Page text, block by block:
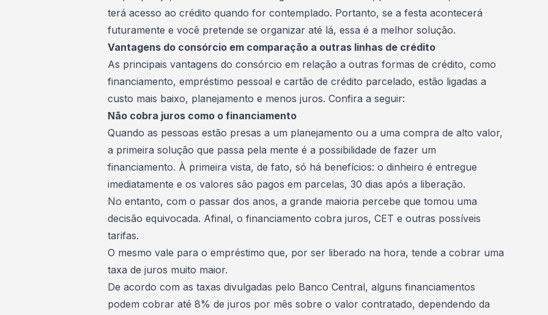
terá acesso ao crédito quando for contemplado. Portanto, se a festa acontecerá
futuramente e você pretende se organizar até lá, essa é a melhor solução.
Vantagens do consórcio em comparação a outras linhas de crédito
As principais vantagens do consórcio em relação a outras formas de crédito, como
financiamento, empréstimo pessoal e cartão de crédito parcelado, estão ligadas a
custo mais baixo, planejamento e menos juros. Confira a seguir:
Não cobra juros como o financiamento
Quando as pessoas estão presas a um planejamento ou a uma compra de alto valor,
a primeira solução que passa pela mente é a possibilidade de fazer um
financiamento. À primeira vista, de fato, só há benefícios: o dinheiro é entregue
imediatamente e os valores são pagos em parcelas, 30 dias após a liberação.
No entanto, com o passar dos anos, a grande maioria percebe que tomou uma
decisão equivocada. Afinal, o financiamento cobra juros, CET e outras possíveis
tarifas.
O mesmo vale para o empréstimo que, por ser liberado na hora, tende a cobrar uma
taxa de juros muito maior.
De acordo com as taxas divulgadas pelo Banco Central, alguns financiamentos
podem cobrar até 8% de juros por mês sobre o valor contratado, dependendo da